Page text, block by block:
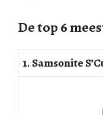
De top 6
1. Samsonite